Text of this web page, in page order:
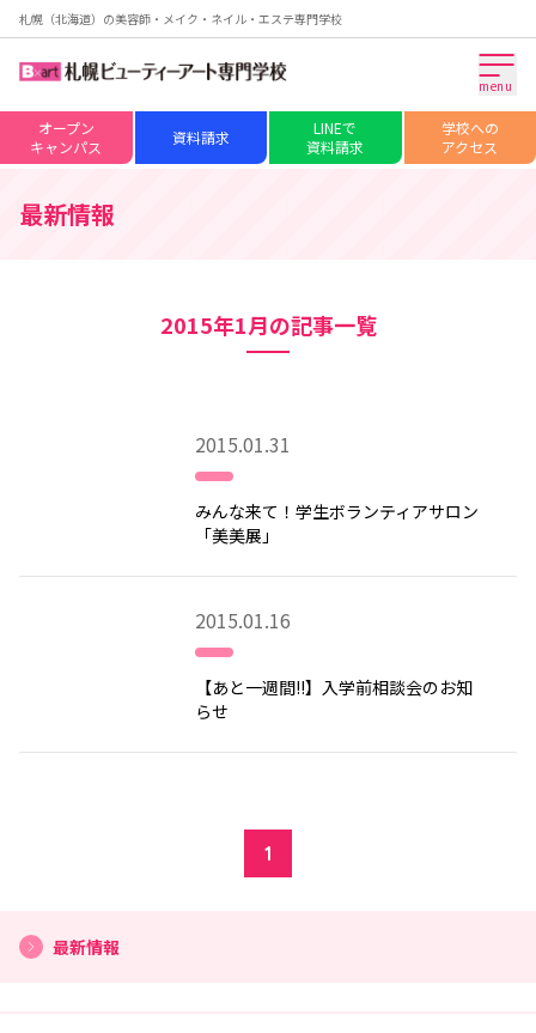
札幌（北海道）の美容師・メイク・ネイル・エステ専門学校
menu
オープン
キャンパス
資料請求
LINEで
資料請求
学校への
アクセス
最新情報
2015年1月の記事一覧
2015.01.31
みんな来て！学生ボランティアサロン
「美美展」
2015.01.16
【あと一週間!!】入学前相談会のお知
らせ
1
最新情報